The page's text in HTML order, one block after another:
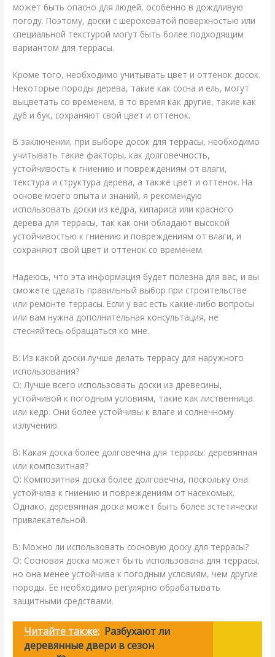
может быть опасно для людей, особенно в дождливую
погоду. Поэтому, доски с шероховатой поверхностью или
специальной текстурой могут быть более подходящим
вариантом для террасы.
Кроме того, необходимо учитывать цвет и оттенок досок.
Некоторые породы дерева, такие как сосна и ель, могут
выцветать со временем, в то время как другие, такие как
дуб и бук, сохраняют свой цвет и оттенок.
В заключении, при выборе досок для террасы, необходимо
учитывать такие факторы, как долговечность,
устойчивость к гниению и повреждениям от влаги,
текстура и структура дерева, а также цвет и оттенок. На
основе моего опыта и знаний, я рекомендую
использовать доски из кедра, кипариса или красного
дерева для террасы, так как они обладают высокой
устойчивостью к гниению и повреждениям от влаги, и
сохраняют свой цвет и оттенок со временем.
Надеюсь, что эта информация будет полезна для вас, и вы
сможете сделать правильный выбор при строительстве
или ремонте террасы. Если у вас есть какие-либо вопросы
или вам нужна дополнительная консультация, не
стесняйтесь обращаться ко мне.
В: Из какой доски лучше делать террасу для наружного
использования?
О: Лучше всего использовать доски из древесины,
устойчивой к погодным условиям, такие как лиственница
или кедр. Они более устойчивы к влаге и солнечному
излучению.
В: Какая доска более долговечна для террасы: деревянная
или композитная?
О: Композитная доска более долговечна, поскольку она
устойчива к гниению и повреждениям от насекомых.
Однако, деревянная доска может быть более эстетически
привлекательной.
В: Можно ли использовать сосновую доску для террасы?
О: Сосновая доска может быть использована для террасы,
но она менее устойчива к погодным условиям, чем другие
породы. Её необходимо регулярно обрабатывать
защитными средствами.
Читайте также: Разбухают ли
деревянные двери в сезон